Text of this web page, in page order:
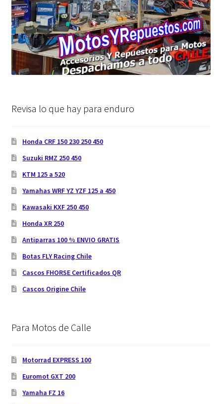
Revisa lo que hay para enduro
Honda CRF 150 230 250 450
Suzuki RMZ 250 450
KTM 125 a 520
Yamahas WRF YZ YZF 125 a 450
Kawasaki KXF 250 450
Honda XR 250
Antiparras 100 % ENVIO GRATIS
Botas FLY Racing Chile
Cascos FHORSE Certificados QR
Cascos Origine Chile
Para Motos de Calle
Motorrad EXPRESS 100
Euromot GXT 200
Yamaha FZ 16